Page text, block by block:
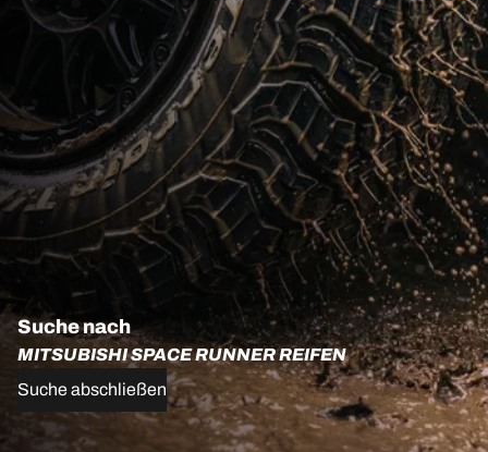
Suche nach
MITSUBISHI SPACE RUNNER REIFEN
Suche abschließen